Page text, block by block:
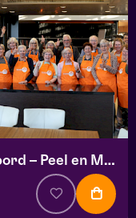
Kookworkshop – Zomer op je bord – Peel en Maas